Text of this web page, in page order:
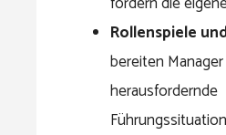
Rollenspiele
bereiten
herausfordernde